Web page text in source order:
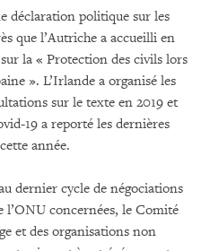
déclaration politique sur les
que l’Autriche a accueilli en
sur la « Protection des civils lors
». L’Irlande a organisé les
sur le texte en 2019 et
19 a reporté les dernières
année.
dernier cycle de négociations
l’ONU concernées, le Comité
et des organisations non